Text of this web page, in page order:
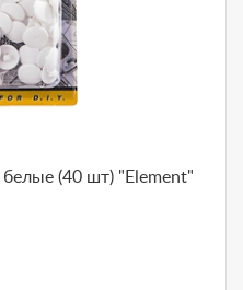
(40 шт) "Element"